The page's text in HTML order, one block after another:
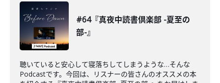
#64『真夜中読書倶楽部 -夏至の
部-』
聴いていると安心して寝落ちしてしまうような…そんな
Podcastです。今回は、リスナーの皆さんのオススメの本